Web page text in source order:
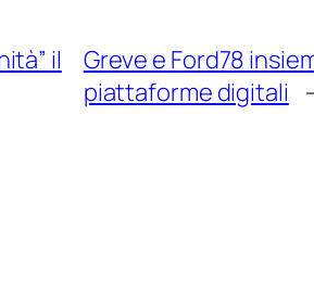
il
Greve e Ford78
piattaforme digitali